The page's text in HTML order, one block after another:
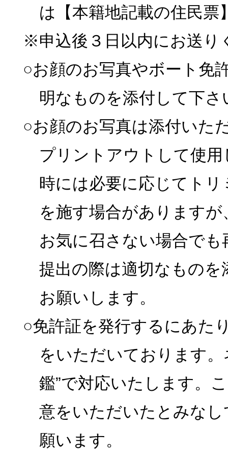
は【本籍地記載の住民票
※申込後３日以内にお送り
○お顔のお写真やボート免
明なものを添付して下さ
○お顔のお写真は添付いた
プリントアウトして使用
時には必要に応じてト
を施す場合があります
お気に召さない場合で
提出の際は適切なもの
お願いします。
○免許証を発行するにあた
をいただいております
鑑”で対応いたします。
意をいただいたとみな
願います。